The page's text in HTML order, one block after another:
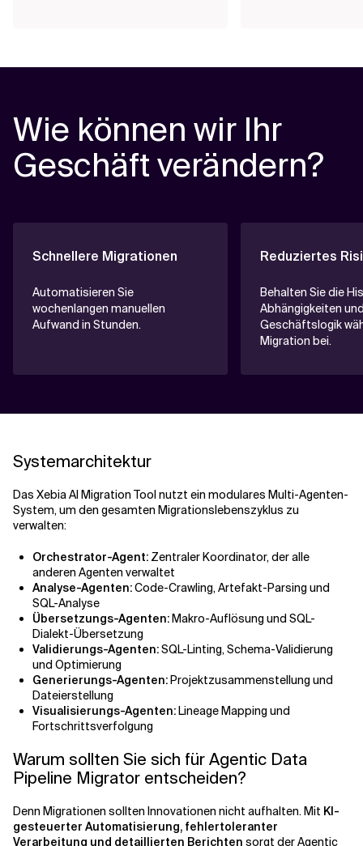
Wie können wir Ihr
Geschäft verändern?
Schnellere Migrationen
Automatisieren Sie
wochenlangen manuellen
Aufwand in Stunden.
Reduziertes
Behalten Sie die
Abhängigkeiten
Geschäftslogik
Migration bei.
Systemarchitektur
Das Xebia AI Migration Tool nutzt ein modulares Multi-Agenten-
System, um den gesamten Migrationslebenszyklus zu
verwalten:
Orchestrator-Agent: Zentraler Koordinator, der alle
anderen Agenten verwaltet
Analyse-Agenten:Code-Crawling, Artefakt-Parsing und
SQL-Analyse
Übersetzungs-Agenten:Makro-Auflösung und SQL-
Dialekt-Übersetzung
Validierungs-Agenten:SQL-Linting, Schema-Validierung
und Optimierung
Generierungs-Agenten:Projektzusammenstellung und
Dateierstellung
Visualisierungs-Agenten:Lineage Mapping und
Fortschrittsverfolgung
Warum sollten Sie sich für Agentic Data
Pipeline Migrator entscheiden?
Denn Migrationen sollten Innovationen nicht aufhalten. Mit KI-
gesteuerter Automatisierung, fehlertoleranter
Verarbeitung und detaillierten Berichten sorgt der Agentic